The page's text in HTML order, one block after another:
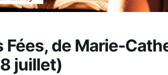
de Marie-
juillet)